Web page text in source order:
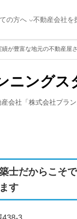
の方へ 不動産会社を
績が豊富な地元の不動産屋
ニングス
会社「 株式会社プラ
士だからこそ
す